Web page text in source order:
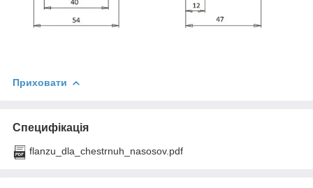
Приховати
Специфікація
flanzu_dla_chestrnuh_nasosov.pdf